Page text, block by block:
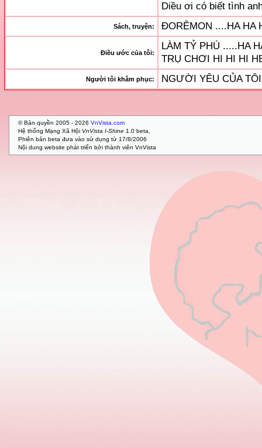
Diều ơi có biết tình
Sách, truyện: ĐORÊMON ....HA HA
Điều ước của tôi:
LÀM TỶ PHÚ .....HA
TRỤ CHƠI HI HI HI
Người tôi khâm phục: NGƯỜI YÊU CỦA TÔI
© Bản quyền 2005 - 2026 VnVista.com
Hệ thống Mạng Xã Hội VnVista I-Shine 1.0 beta,
Phiên bản beta đưa vào sử dụng từ 17/8/2006
Nội dung website phát triển bởi thành viên VnVista